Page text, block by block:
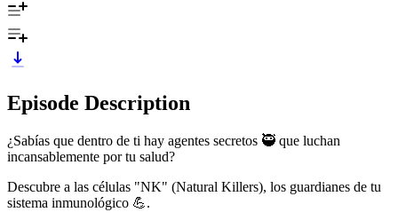
Episode Description
¿Sabías que dentro de ti hay agentes secretos 🥷 que luchan
incansablemente por tu salud?
Descubre a las células "NK" (Natural Killers), los guardianes de tu
sistema inmunológico 💪.